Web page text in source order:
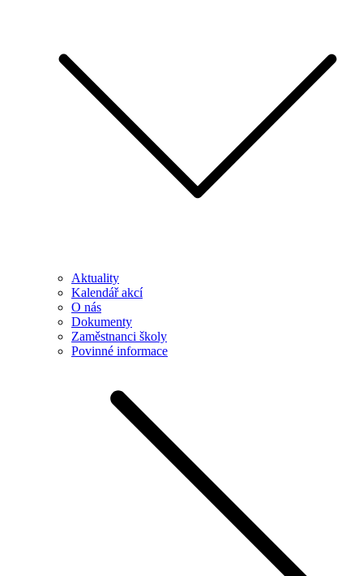
Aktuality
Kalendář akcí
O nás
Dokumenty
Zaměstnanci školy
Povinné informace